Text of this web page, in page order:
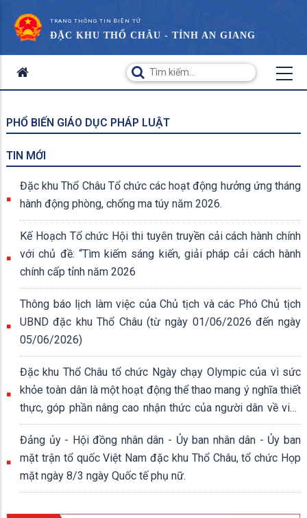
TRANG THÔNG TIN ĐIỆN TỬ
ĐẶC KHU THỔ CHÂU - TỈNH AN GIANG
PHỔ BIẾN GIÁO DỤC PHÁP LUẬT
TIN MỚI
Đặc khu Thổ Châu Tổ chức các hoạt động hưởng ứng tháng
hành động phòng, chống ma túy năm 2026.
Kế Hoạch Tổ chức Hội thi tuyên truyền cải cách hành chính
với chủ đề: “Tìm kiếm sáng kiến, giải pháp cải cách hành
chính cấp tỉnh năm 2026
Thông báo lịch làm việc của Chủ tịch và các Phó Chủ tịch
UBND đặc khu Thổ Châu (từ ngày 01/06/2026 đến ngày
05/06/2026)
Đặc khu Thổ Châu tổ chức Ngày chạy Olympic của vì sức
khỏe toàn dân là một hoạt động thể thao mang ý nghĩa thiết
thực, góp phần nâng cao nhận thức của người dân về việc
rèn luyện thân thể, xây dựng lối sống lành mạnh.
Đảng ủy - Hội đồng nhân dân - Ủy ban nhân dân - Ủy ban
mặt trận tổ quốc Việt Nam đặc khu Thổ Châu, tổ chức Họp
mặt ngày 8/3 ngày Quốc tế phụ nữ.